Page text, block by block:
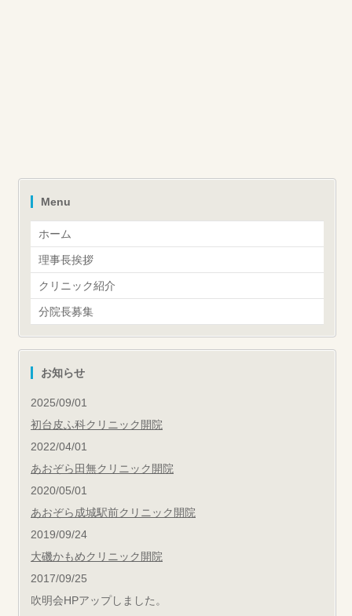
Menu
ホーム
理事長挨拶
クリニック紹介
分院長募集
お知らせ
2025/09/01
初台皮ふ科クリニック開院
2022/04/01
あおぞら田無クリニック開院
2020/05/01
あおぞら成城駅前クリニック開院
2019/09/24
大磯かもめクリニック開院
2017/09/25
吹明会HPアップしました。